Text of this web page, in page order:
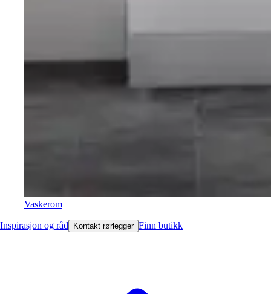
Vaskerom
Inspirasjon og råd Kontakt rørlegger Finn butikk